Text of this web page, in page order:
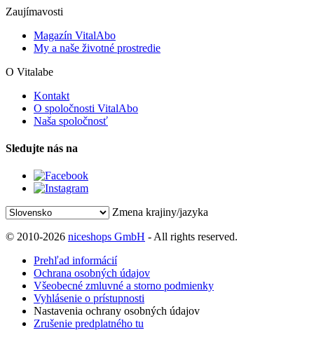
Zaujímavosti
Magazín VitalAbo
My a naše životné prostredie
O Vitalabe
Kontakt
O spoločnosti VitalAbo
Naša spoločnosť
Sledujte nás na
Zmena krajiny/jazyka
© 2010-2026 niceshops GmbH - All rights reserved.
Prehľad informácií
Ochrana osobných údajov
Všeobecné zmluvné a storno podmienky
Vyhlásenie o prístupnosti
Nastavenia ochrany osobných údajov
Zrušenie predplatného tu